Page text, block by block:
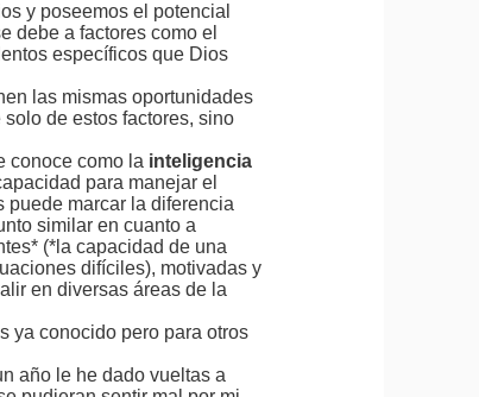
y poseemos el potencial
debe a factores como el
específicos que Dios
las mismas oportunidades
de estos factores, sino
conoce como la inteligencia
para manejar el
puede marcar la diferencia
similar en cuanto a
(*la capacidad de una
difíciles), motivadas y
en diversas áreas de la
ya conocido pero para otros
año le he dado vueltas a